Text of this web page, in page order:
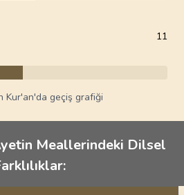
11
Kur'an'da geçiş grafiği
Meallerindeki Dilsel